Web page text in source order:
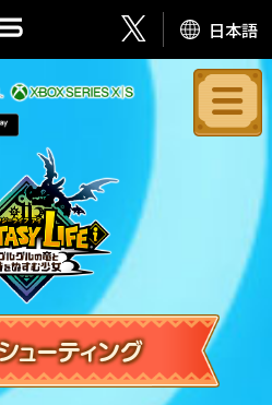
日本語
ューティング